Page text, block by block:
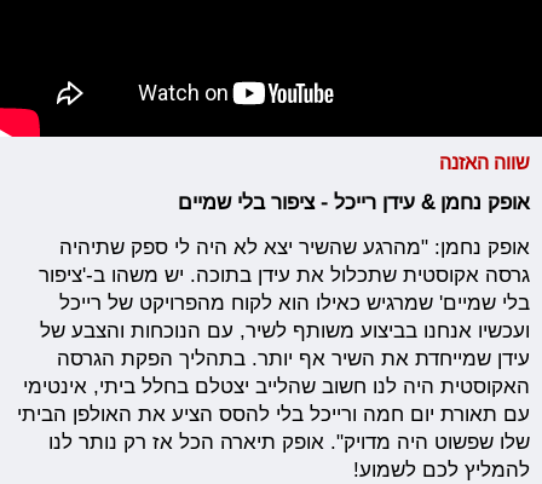
שווה האזנה
אופק נחמן & עידן רייכל - ציפור בלי שמיים
אופק נחמן: "מהרגע שהשיר יצא לא היה לי ספק שתיהיה
גרסה אקוסטית שתכלול את עידן בתוכה. יש משהו ב-'ציפור
בלי שמיים' שמרגיש כאילו הוא לקוח מהפרויקט של רייכל
ועכשיו אנחנו בביצוע משותף לשיר, עם הנוכחות והצבע של
עידן שמייחדת את השיר אף יותר. בתהליך הפקת הגרסה
האקוסטית היה לנו חשוב שהלייב יצטלם בחלל ביתי, אינטימי
עם תאורת יום חמה ורייכל בלי להסס הציע את האולפן הביתי
שלו שפשוט היה מדויק". אופק תיארה הכל אז רק נותר לנו
להמליץ לכם לשמוע!